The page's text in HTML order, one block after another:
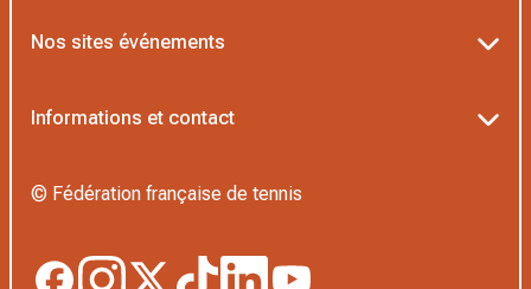
L’Institut Formation Tennis
Proshop FFT
Nos sites événements
Boutique Officielle
Informations et contact
© Fédération française de tennis